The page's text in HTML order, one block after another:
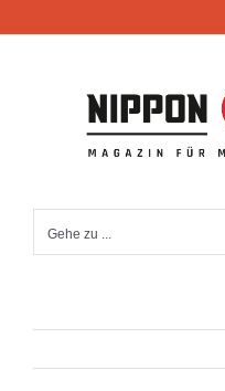
Inhalt
Gehe zu ...